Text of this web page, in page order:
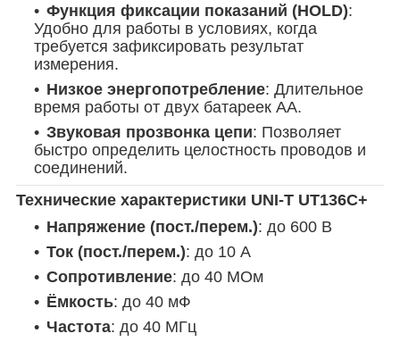
Функция фиксации показаний (HOLD):
Удобно для работы в условиях, когда
требуется зафиксировать результат
измерения.
Низкое энергопотребление: Длительное
время работы от двух батареек AA.
Звуковая прозвонка цепи: Позволяет
быстро определить целостность проводов и
соединений.
Технические характеристики UNI-T UT136C+
Напряжение (пост./перем.): до 600 В
Ток (пост./перем.): до 10 А
Сопротивление: до 40 МОм
Ёмкость: до 40 мФ
Частота: до 40 МГц